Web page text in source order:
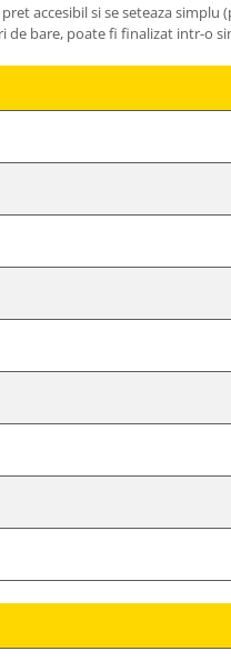
accesibil si se seteaza simplu
bare, poate fi finalizat intr-o